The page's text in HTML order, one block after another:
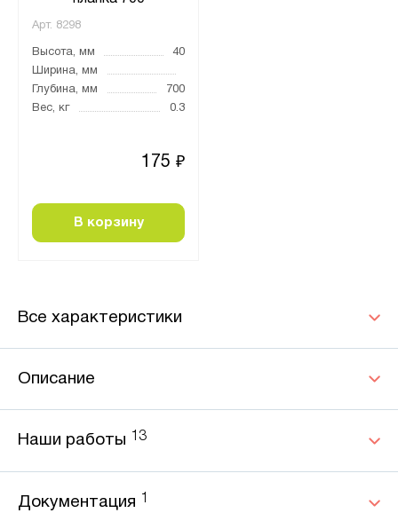
Арт. 8298
Высота, мм
40
Ширина, мм
Глубина, мм
700
Вес, кг
0.3
175 ₽
В корзину
Все характеристики
Описание
Наши работы 13
Документация